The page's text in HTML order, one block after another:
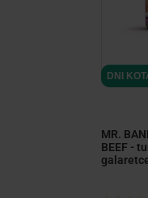
DNI
MR.
BEEF -